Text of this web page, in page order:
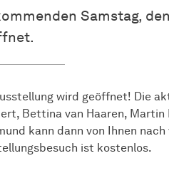
Samstag,
wird geöffnet! Die
Bettina van Haaren, Martin
kann dann von Ihnen
ist kostenlos.